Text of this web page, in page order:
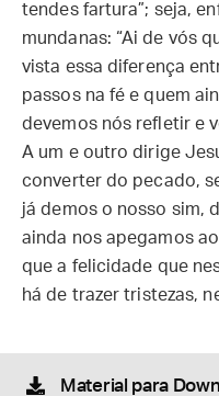
tendes fartura”; seja,
mundanas: “Ai de vós
vista essa diferença
passos na fé e quem
devemos nós refletir e
A um e outro dirige
converter do pecado,
já demos o nosso sim,
ainda nos apegamos
que a felicidade que
há de trazer tristezas,
Material para